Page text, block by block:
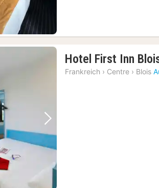
Nächstes Bild
Hotel First Inn
Frankreich › Centre › Blois